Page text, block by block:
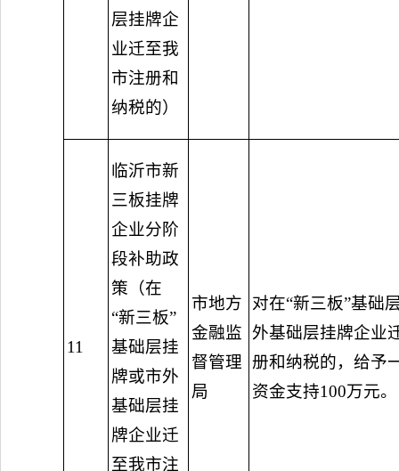
层挂牌企
业迁至我
市注册和
纳税的）
11
临沂市新
三板挂牌
企业分阶
段补助政
策（在
“新三板”
基础层挂
牌或市外
基础层挂
牌企业迁
至我市注
市地方
金融监
督管理
局
对在“新三板”基础
外基础层挂牌企业
册和纳税的，给予
资金支持100万元。